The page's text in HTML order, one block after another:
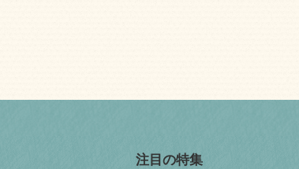
注目の特集